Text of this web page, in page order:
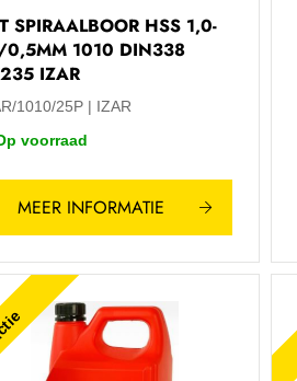
SPIRAALBOOR HSS 1,0-
0,5MM 1010 DIN338
IZAR
1010/25P
IZAR
voorraad
MEER INFORMATIE